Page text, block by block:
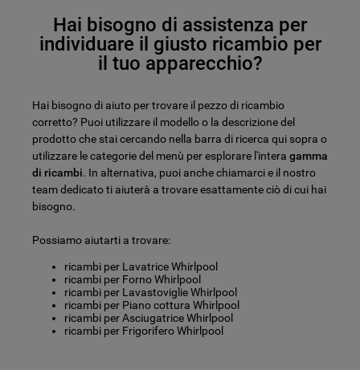
Hai bisogno di assistenza per
individuare il giusto ricambio per
il tuo apparecchio?
Hai bisogno di aiuto per trovare il pezzo di ricambio
corretto? Puoi utilizzare il modello o la descrizione del
prodotto che stai cercando nella barra di ricerca qui sopra o
utilizzare le categorie del menù per esplorare l'intera gamma
di ricambi. In alternativa, puoi anche chiamarci e il nostro
team dedicato ti aiuterà a trovare esattamente ciò di cui hai
bisogno.
Possiamo aiutarti a trovare:
ricambi per Lavatrice Whirlpool
ricambi per Forno Whirlpool
ricambi per Lavastoviglie Whirlpool
ricambi per Piano cottura Whirlpool
ricambi per Asciugatrice Whirlpool
ricambi per Frigorifero Whirlpool